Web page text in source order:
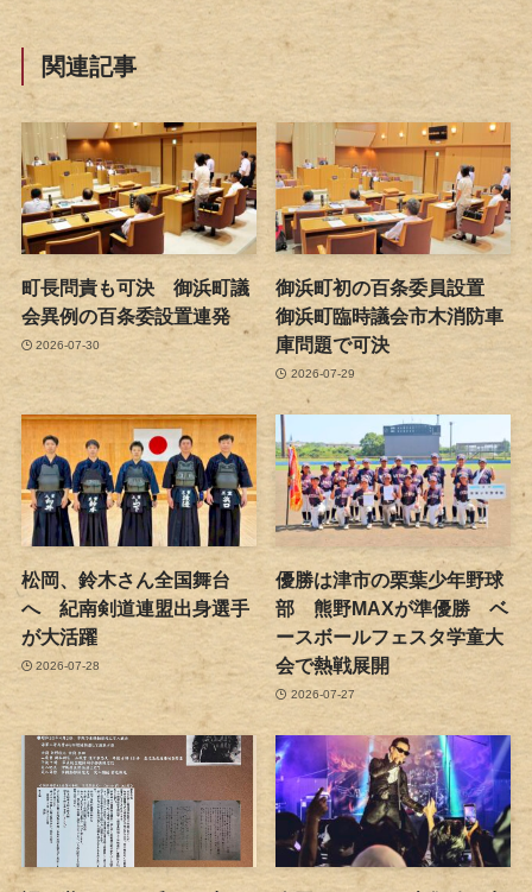
関連記事
町長問責も可決 御浜町議
会異例の百条委設置連発
2026-07-30
御浜町初の百条委員設置
御浜町臨時議会市木消防車
庫問題で可決
2026-07-29
松岡、鈴木さん全国舞台
へ 紀南剣道連盟出身選手
が大活躍
2026-07-28
優勝は津市の栗葉少年野球
部 熊野MAXが準優勝 ベ
ースボールフェスタ学童大
会で熱戦展開
2026-07-27